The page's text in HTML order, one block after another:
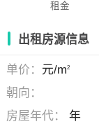
租金
出租房源信息
单价： 元/m2
朝向：
房屋年代：
年